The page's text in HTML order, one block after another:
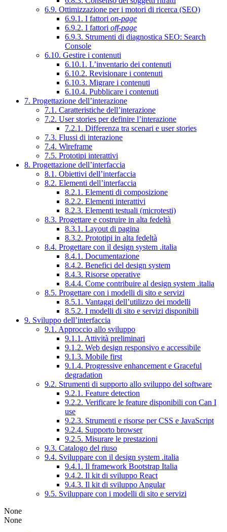
6.9. Ottimizzazione per i motori di ricerca (SEO)
6.9.1. I fattori on-page
6.9.2. I fattori off-page
6.9.3. Strumenti di diagnostica SEO: Search
Console
6.10. Gestire i contenuti
6.10.1. L’inventario dei contenuti
6.10.2. Revisionare i contenuti
6.10.3. Migrare i contenuti
6.10.4. Pubblicare i contenuti
7. Progettazione dell’interazione
7.1. Caratteristiche dell’interazione
7.2. User stories per definire l’interazione
7.2.1. Differenza tra scenari e user stories
7.3. Flussi di interazione
7.4. Wireframe
7.5. Prototipi interattivi
8. Progettazione dell’interfaccia
8.1. Obiettivi dell’interfaccia
8.2. Elementi dell’interfaccia
8.2.1. Elementi di composizione
8.2.2. Elementi interattivi
8.2.3. Elementi testuali (microtesti)
8.3. Progettare e costruire in alta fedeltà
8.3.1. Layout di pagina
8.3.2. Prototipi in alta fedeltà
8.4. Progettare con il design system .italia
8.4.1. Documentazione
8.4.2. Benefici del design system
8.4.3. Risorse operative
8.4.4. Come contribuire al design system .italia
8.5. Progettare con i modelli di sito e servizi
8.5.1. Vantaggi dell’utilizzo dei modelli
8.5.2. I modelli di sito e servizi disponibili
9. Sviluppo dell’interfaccia
9.1. Approccio allo sviluppo
9.1.1. Attività preliminari
9.1.2. Web design responsivo e accessibile
9.1.3. Mobile first
9.1.4. Progressive enhancement e Graceful
degradation
9.2. Strumenti di supporto allo sviluppo del software
9.2.1. Feature detection
9.2.2. Verificare le feature disponibili con Can I
use
9.2.3. Strumenti e risorse per CSS e JavaScript
9.2.4. Supporto browser
9.2.5. Misurare le prestazioni
9.3. Catalogo del riuso
9.4. Sviluppare con il design system .italia
9.4.1. Il framework Bootstrap Italia
9.4.2. Il kit di sviluppo React
9.4.3. Il kit di sviluppo Angular
9.5. Sviluppare con i modelli di sito e servizi
None
None